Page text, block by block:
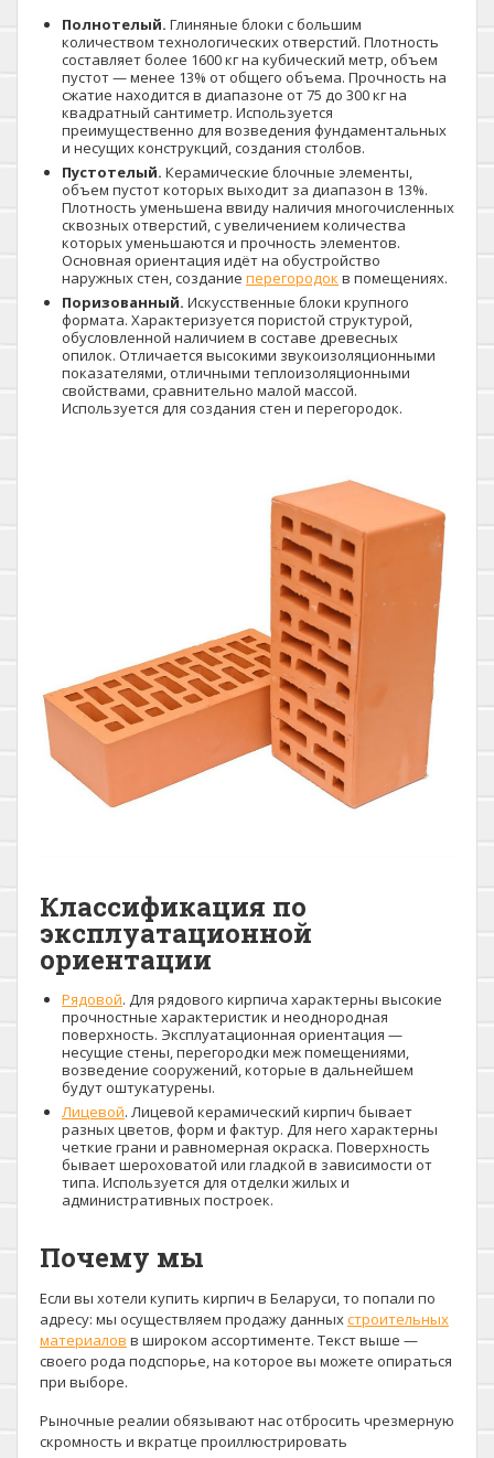
Полнотелый. Глиняные блоки с большим
количеством технологических отверстий. Плотность
составляет более 1600 кг на кубический метр, объем
пустот — менее 13% от общего объема. Прочность на
сжатие находится в диапазоне от 75 до 300 кг на
квадратный сантиметр. Используется
преимущественно для возведения фундаментальных
и несущих конструкций, создания столбов.
Пустотелый. Керамические блочные элементы,
объем пустот которых выходит за диапазон в 13%.
Плотность уменьшена ввиду наличия многочисленных
сквозных отверстий, с увеличением количества
которых уменьшаются и прочность элементов.
Основная ориентация идёт на обустройство
наружных стен, создание перегородок в помещениях.
Поризованный. Искусственные блоки крупного
формата. Характеризуется пористой структурой,
обусловленной наличием в составе древесных
опилок. Отличается высокими звукоизоляционными
показателями, отличными теплоизоляционными
свойствами, сравнительно малой массой.
Используется для создания стен и перегородок.
Классификация по
эксплуатационной
ориентации
Рядовой. Для рядового кирпича характерны высокие
прочностные характеристик и неоднородная
поверхность. Эксплуатационная ориентация —
несущие стены, перегородки меж помещениями,
возведение сооружений, которые в дальнейшем
будут оштукатурены.
Лицевой. Лицевой керамический кирпич бывает
разных цветов, форм и фактур. Для него характерны
четкие грани и равномерная окраска. Поверхность
бывает шероховатой или гладкой в зависимости от
типа. Используется для отделки жилых и
административных построек.
Почему мы
Если вы хотели купить кирпич в Беларуси, то попали по
адресу: мы осуществляем продажу данныхстроительных
материалов в широком ассортименте. Текст выше —
своего рода подспорье, на которое вы можете опираться
при выборе.
Рыночные реалии обязывают нас отбросить чрезмерную
скромность и вкратце проиллюстрировать